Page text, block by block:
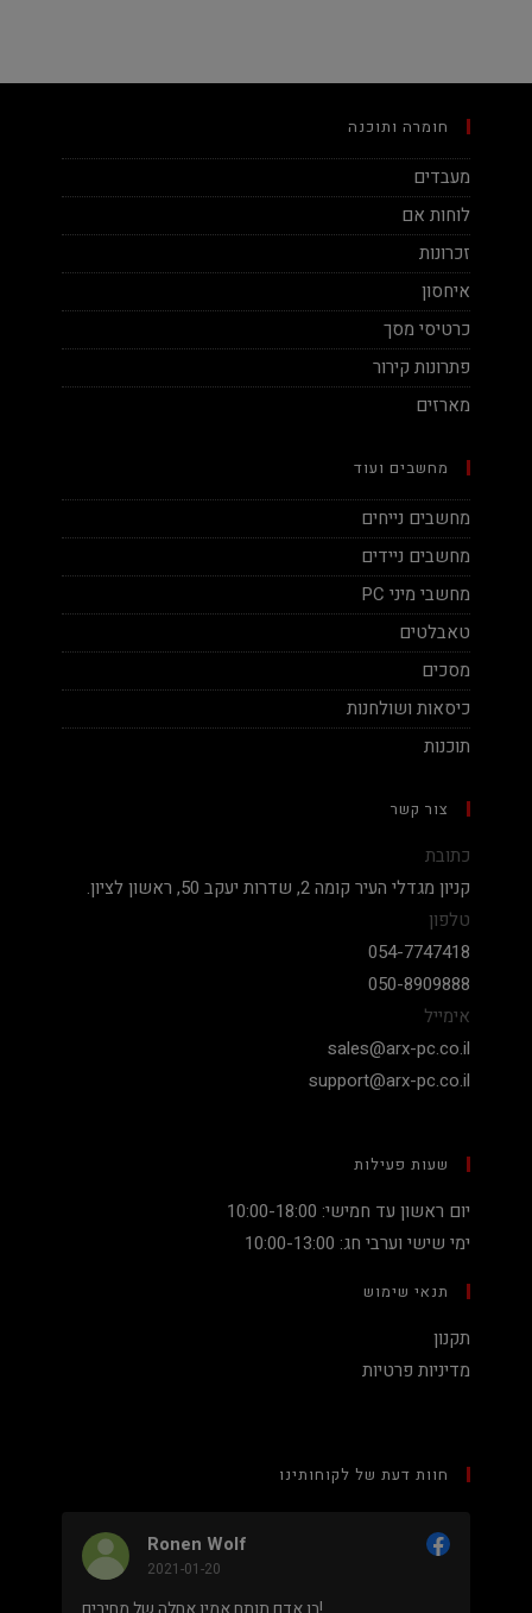
חומרה ותוכנה
מעבדים
לוחות אם
זכרונות
איחסון
כרטיסי מסך
פתרונות קירור
מארזים
מחשבים ועוד
מחשבים נייחים
מחשבים ניידים
מחשבי מיני PC
טאבלטים
מסכים
כיסאות ושולחנות
תוכנות
צור קשר
כתובת
קניון מגדלי העיר קומה 2, שדרות יעקב 50, ראשון לציון.
טלפון
054-7747418
050-8909888
אימייל
sales@arx-pc.co.il
support@arx-pc.co.il
שעות פעילות
יום ראשון עד חמישי: 10:00-18:00
ימי שישי וערבי חג: 10:00-13:00
תנאי שימוש
תקנון
מדיניות פרטיות
חוות דעת של לקוחותינו
Ronen Wolf
2021-01-20